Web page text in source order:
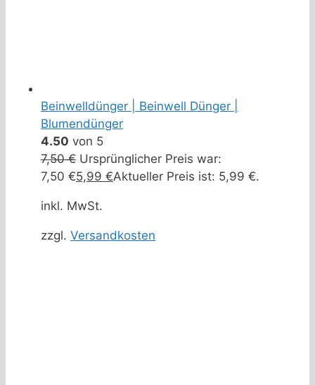
Beinwelldünger | Beinwell Dünger |
Blumendünger
4.50 von 5
7,50€ Ursprünglicher Preis war:
7,50 €5,99 €Aktueller Preis ist: 5,99 €.
inkl. MwSt.
zzgl. Versandkosten